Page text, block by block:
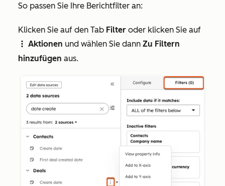
So passen Sie Ihre Berichtfilter an:
Klicken Sie auf den Tab Filter oder klicken Sie auf
verticalMenu Aktionen und wählen Sie dann Zu Filtern
hinzufügen aus.